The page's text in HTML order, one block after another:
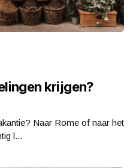
krijgen?
Naar Rome of naar het
l...